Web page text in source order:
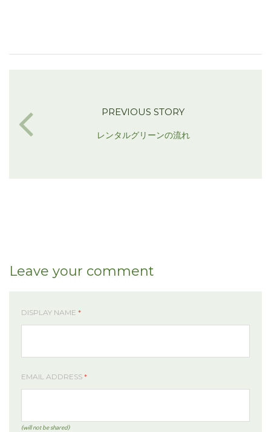
PREVIOUS STORY
レンタルグリーンの流れ
Leave your comment
DISPLAY NAME *
EMAIL ADDRESS *
(will not be shared)